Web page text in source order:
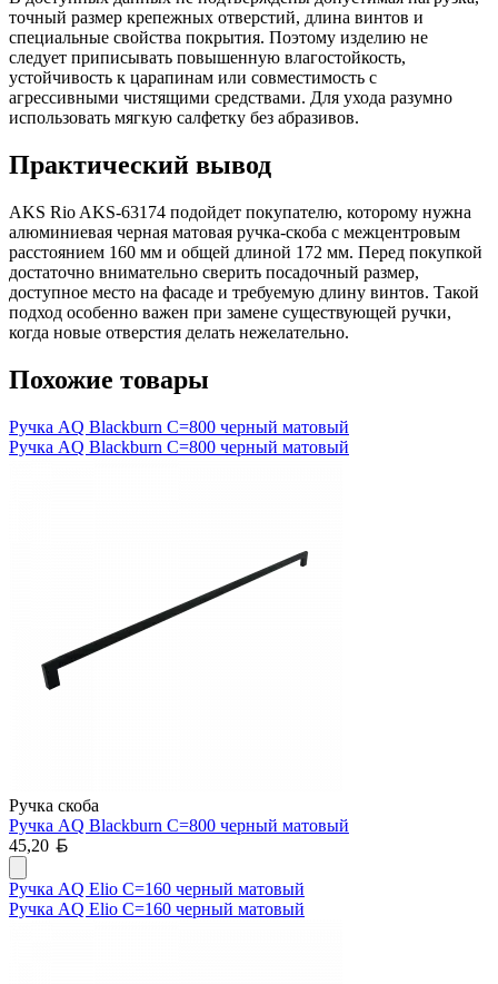
точный размер крепежных отверстий, длина винтов и
специальные свойства покрытия. Поэтому изделию не
следует приписывать повышенную влагостойкость,
устойчивость к царапинам или совместимость с
агрессивными чистящими средствами. Для ухода разумно
использовать мягкую салфетку без абразивов.
Практический вывод
AKS Rio AKS-63174 подойдет покупателю, которому нужна
алюминиевая черная матовая ручка-скоба с межцентровым
расстоянием 160 мм и общей длиной 172 мм. Перед покупкой
достаточно внимательно сверить посадочный размер,
доступное место на фасаде и требуемую длину винтов. Такой
подход особенно важен при замене существующей ручки,
когда новые отверстия делать нежелательно.
Похожие товары
Ручка AQ Blackburn С=800 черный матовый
Ручка AQ Blackburn С=800 черный матовый
Ручка скоба
Ручка AQ Blackburn С=800 черный матовый
45,20
Ручка AQ Elio С=160 черный матовый
Ручка AQ Elio С=160 черный матовый